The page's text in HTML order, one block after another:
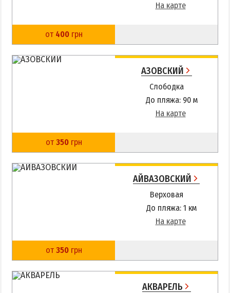
На карте
от 400грн
АЗОВСКИЙ
Слободка
До пляжа: 90 м
На карте
от 350грн
АЙВАЗОВСКИЙ
Верховая
До пляжа: 1 км
На карте
от 350грн
АКВАРЕЛЬ